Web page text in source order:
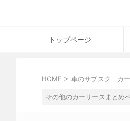
トップページ
HOME > 車のサブスク カー
その他のカーリースまとめ